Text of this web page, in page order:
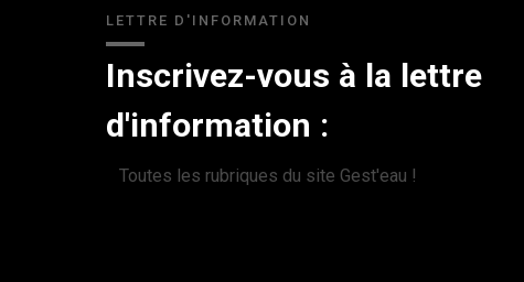
LETTRE D'INFORMATION
Inscrivez-vous à la lettre
d'information :
Toutes les rubriques du site Gest'eau !